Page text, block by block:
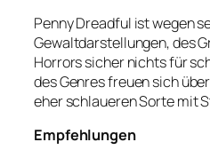
Penny Dreadful ist wegen
Gewaltdarstellungen, des
Horrors sicher nichts für
des Genres freuen sich
eher schlaueren Sorte mit
Empfehlungen